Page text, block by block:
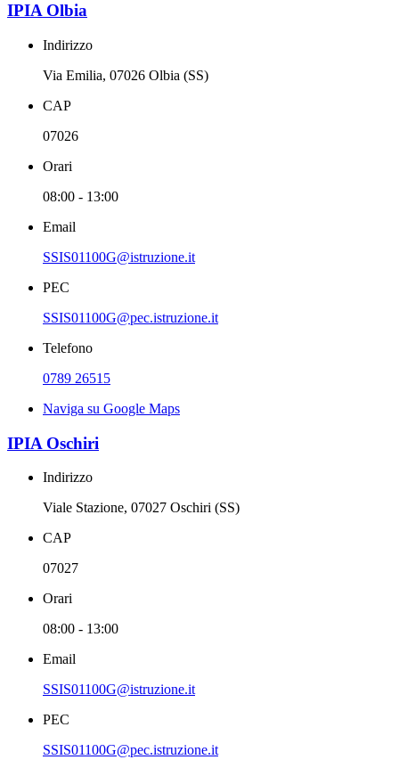
IPIA Olbia
Indirizzo
Via Emilia, 07026 Olbia (SS)
CAP
07026
Orari
08:00 - 13:00
Email
SSIS01100G@istruzione.it
PEC
SSIS01100G@pec.istruzione.it
Telefono
0789 26515
Naviga su Google Maps
IPIA Oschiri
Indirizzo
Viale Stazione, 07027 Oschiri (SS)
CAP
07027
Orari
08:00 - 13:00
Email
SSIS01100G@istruzione.it
PEC
SSIS01100G@pec.istruzione.it